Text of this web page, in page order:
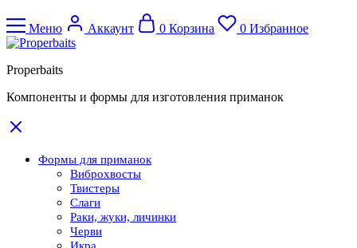
Меню Аккаунт 0 Корзина 0 Избранное
Properbaits
Компоненты и формы для изготовления приманок
Формы для приманок
Виброхвосты
Твистеры
Слаги
Раки, жуки, личинки
Черви
Икра